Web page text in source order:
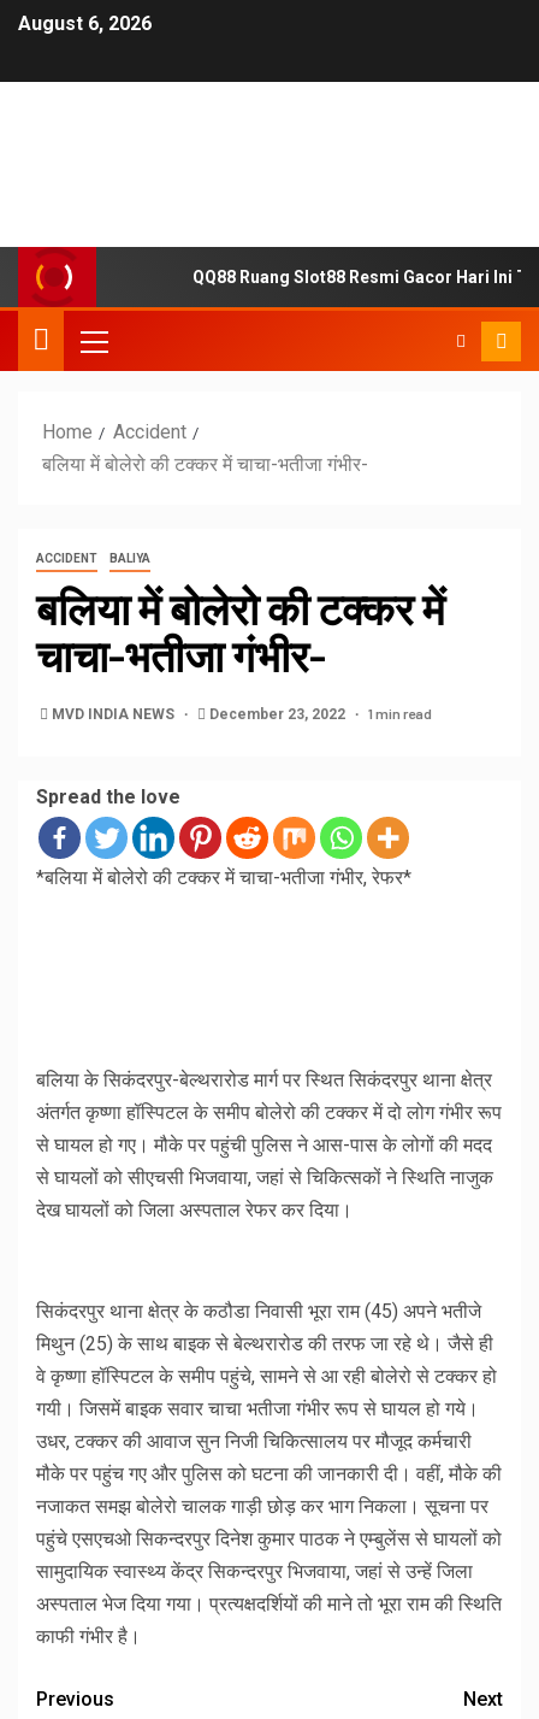
August 6, 2026
QQ88 Ruang Slot88 Resmi Gacor Hari Ini
Home
Accident
बलिया में बोलेरो की टक्कर में चाचा-भतीजा गंभीर-
ACCIDENT BALIYA
बलिया में बोलेरो की टक्कर में
चाचा-भतीजा गंभीर-
MVD INDIA NEWS December 23, 2022 1 min read
Spread the love
*बलिया में बोलेरो की टक्कर में चाचा-भतीजा गंभीर, रेफर*
बलिया के सिकंदरपुर-बेल्थरारोड मार्ग पर स्थित सिकंदरपुर थाना क्षेत्र
अंतर्गत कृष्णा हॉस्पिटल के समीप बोलेरो की टक्कर में दो लोग गंभीर रूप
से घायल हो गए। मौके पर पहुंची पुलिस ने आस-पास के लोगों की मदद
से घायलों को सीएचसी भिजवाया, जहां से चिकित्सकों ने स्थिति नाजुक
देख घायलों को जिला अस्पताल रेफर कर दिया।
सिकंदरपुर थाना क्षेत्र के कठौडा निवासी भूरा राम (45) अपने भतीजे
मिथुन (25) के साथ बाइक से बेल्थरारोड की तरफ जा रहे थे। जैसे ही
वे कृष्णा हॉस्पिटल के समीप पहुंचे, सामने से आ रही बोलेरो से टक्कर हो
गयी। जिसमें बाइक सवार चाचा भतीजा गंभीर रूप से घायल हो गये।
उधर, टक्कर की आवाज सुन निजी चिकित्सालय पर मौजूद कर्मचारी
मौके पर पहुंच गए और पुलिस को घटना की जानकारी दी। वहीं, मौके की
नजाकत समझ बोलेरो चालक गाड़ी छोड़ कर भाग निकला। सूचना पर
पहुंचे एसएचओ सिकन्दरपुर दिनेश कुमार पाठक ने एम्बुलेंस से घायलों को
सामुदायिक स्वास्थ्य केंद्र सिकन्दरपुर भिजवाया, जहां से उन्हें जिला
अस्पताल भेज दिया गया। प्रत्यक्षदर्शियों की माने तो भूरा राम की स्थिति
काफी गंभीर है।
Previous
Next